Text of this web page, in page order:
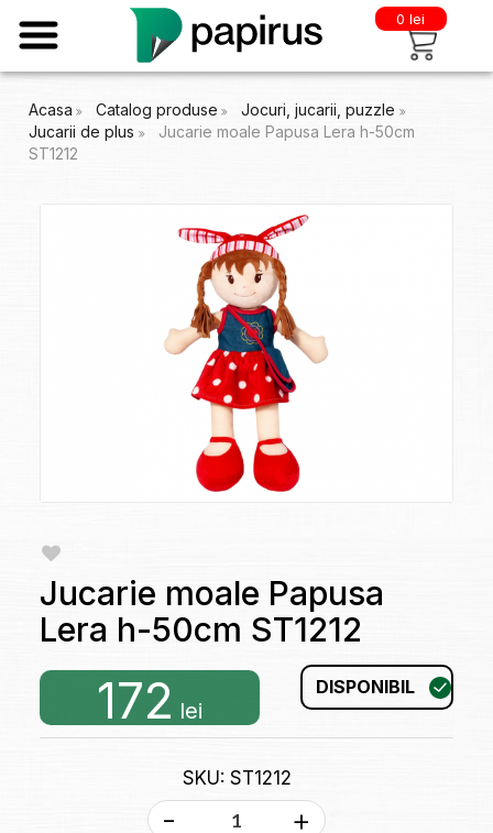
0 lei
Acasa Catalog produse
Jocuri, jucarii, puzzle
Jucarii de plus
Jucarie moale Papusa Lera h-50cm
ST1212
Jucarie moale Papusa
Lera h-50cm ST1212
172 lei
DISPONIBIL
SKU: ST1212
- +